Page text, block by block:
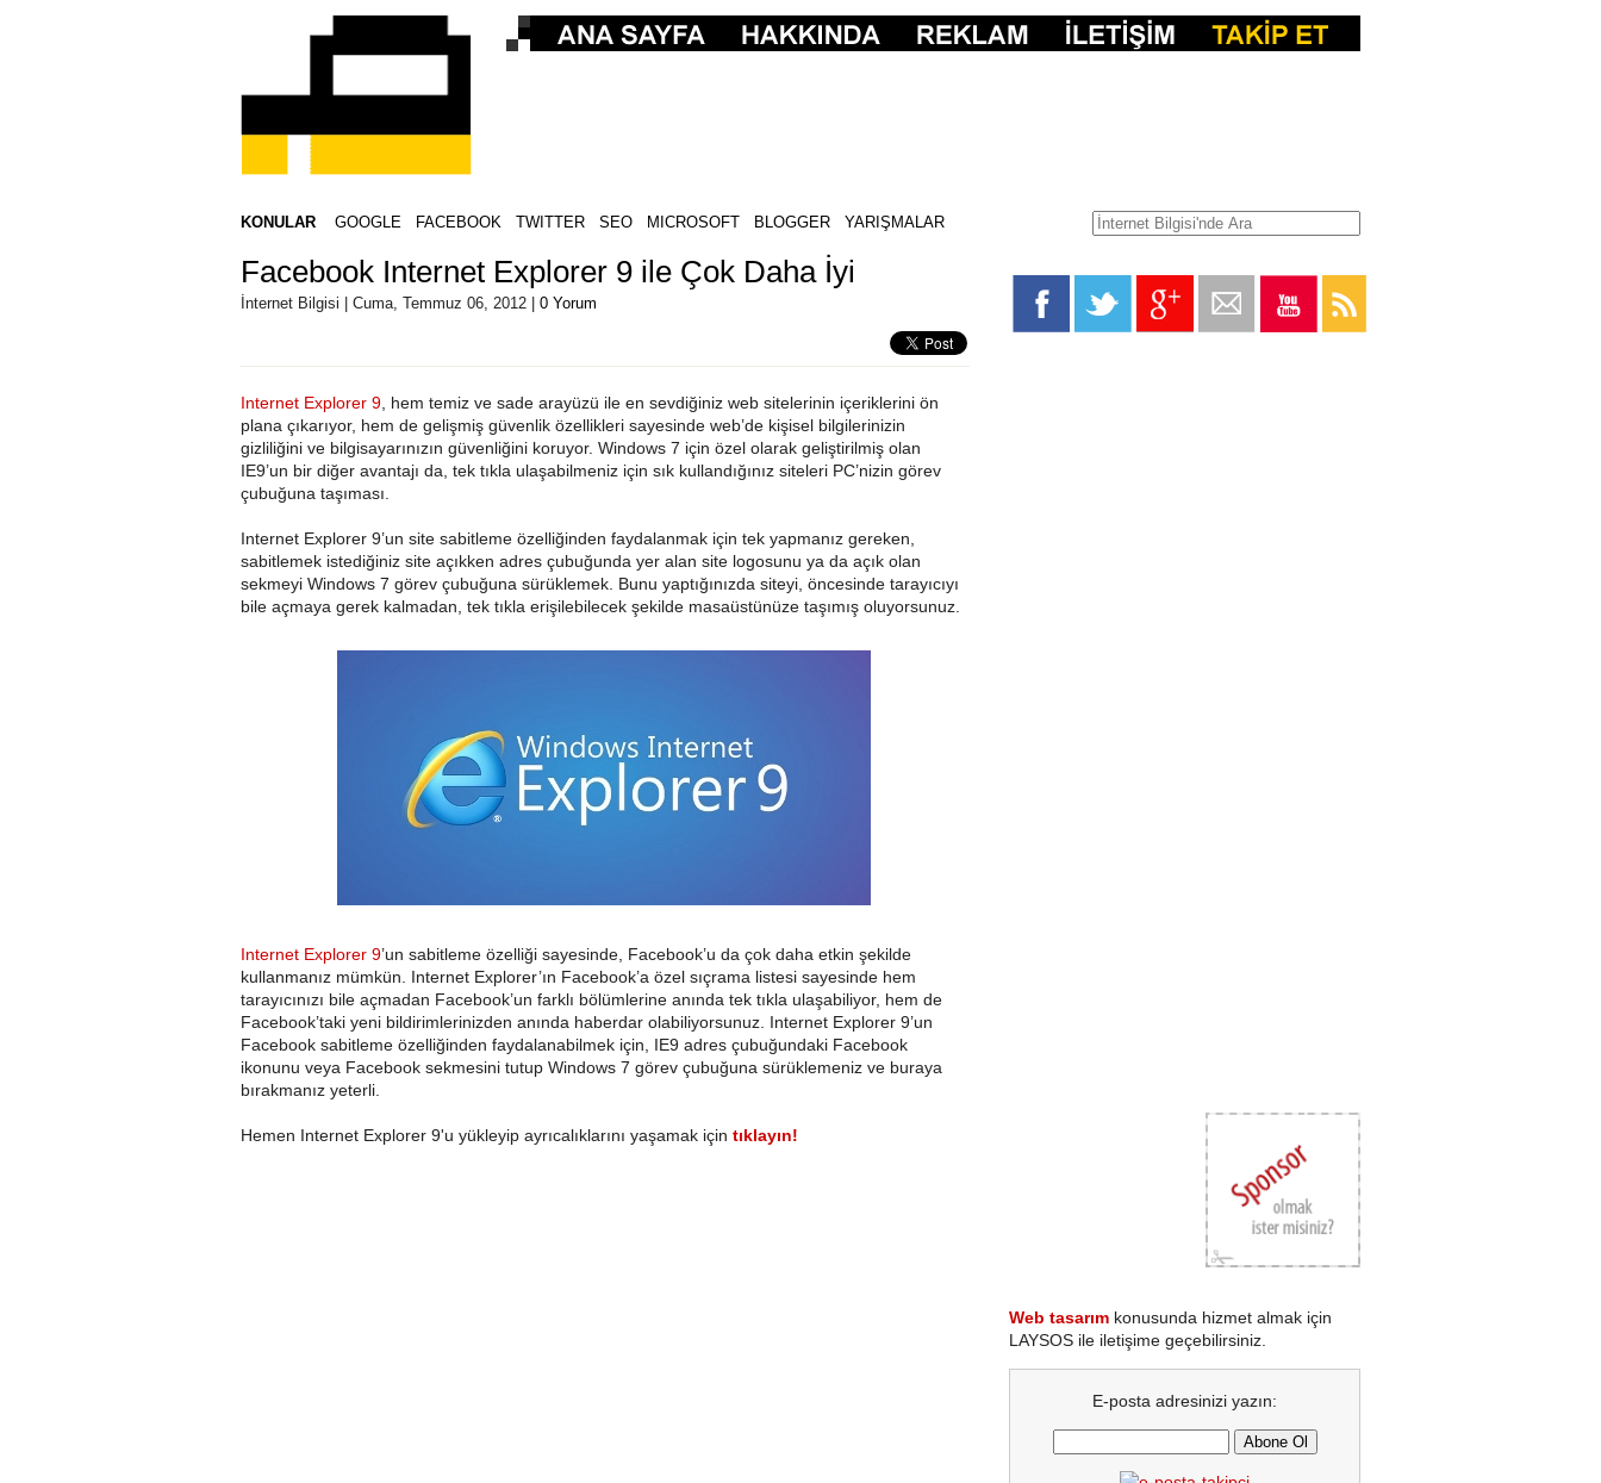
KONULAR GOOGLE FACEBOOK TWITTER SEO MICROSOFT BLOGGER YARIŞMALAR
Facebook Internet Explorer 9 ile Çok Daha İyi
İnternet Bilgisi | Cuma, Temmuz 06, 2012 | 0 Yorum
Internet Explorer 9 , hem temiz ve sade arayüzü ile en sevdiğiniz web sitelerinin içeriklerini ön
plana çıkarıyor, hem de gelişmiş güvenlik özellikleri sayesinde web’de kişisel bilgilerinizin
gizliliğini ve bilgisayarınızın güvenliğini koruyor. Windows 7 için özel olarak geliştirilmiş olan
IE9’un bir diğer avantajı da, tek tıkla ulaşabilmeniz için sık kullandığınız siteleri PC’nizin görev
çubuğuna taşıması.
Internet Explorer 9’un site sabitleme özelliğinden faydalanmak için tek yapmanız gereken,
sabitlemek istediğiniz site açıkken adres çubuğunda yer alan site logosunu ya da açık olan
sekmeyi Windows 7 görev çubuğuna sürüklemek. Bunu yaptığınızda siteyi, öncesinde tarayıcıyı
bile açmaya gerek kalmadan, tek tıkla erişilebilecek şekilde masaüstünüze taşımış oluyorsunuz.
Internet Explorer 9’un sabitleme özelliği sayesinde, Facebook’u da çok daha etkin şekilde
kullanmanız mümkün. Internet Explorer’ın Facebook’a özel sıçrama listesi sayesinde hem
tarayıcınızı bile açmadan Facebook’un farklı bölümlerine anında tek tıkla ulaşabiliyor, hem de
Facebook’taki yeni bildirimlerinizden anında haberdar olabiliyorsunuz. Internet Explorer 9’un
Facebook sabitleme özelliğinden faydalanabilmek için, IE9 adres çubuğundaki Facebook
ikonunu veya Facebook sekmesini tutup Windows 7 görev çubuğuna sürüklemeniz ve buraya
bırakmanız yeterli.
Hemen Internet Explorer 9'u yükleyip ayrıcalıklarını yaşamak için tıklayın!
Web tasarım konusunda hizmet almak için
LAYSOS ile iletişime geçebilirsiniz.
E-posta adresinizi yazın: